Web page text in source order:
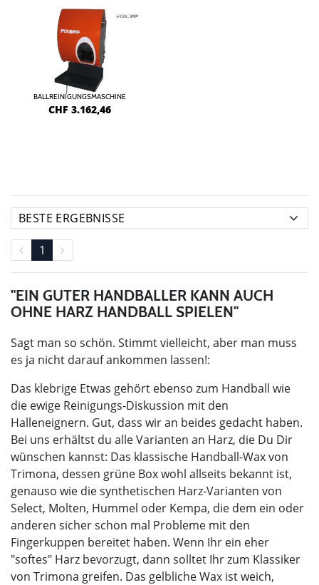
BALLREINIGUNGSMASCHINE
CHF 3.162,46
1
"EIN GUTER HANDBALLER KANN AUCH
OHNE HARZ HANDBALL SPIELEN"
Sagt man so schön. Stimmt vielleicht, aber man muss
es ja nicht darauf ankommen lassen!:
Das klebrige Etwas gehört ebenso zum Handball wie
die ewige Reinigungs-Diskussion mit den
Halleneignern. Gut, dass wir an beides gedacht haben.
Bei uns erhältst du alle Varianten an Harz, die Du Dir
wünschen kannst: Das klassische Handball-Wax von
Trimona, dessen grüne Box wohl allseits bekannt ist,
genauso wie die synthetischen Harz-Varianten von
Select, Molten, Hummel oder Kempa, die dem ein oder
anderen sicher schon mal Probleme mit den
Fingerkuppen bereitet haben. Wenn Ihr ein eher
"softes" Harz bevorzugt, dann solltet Ihr zum Klassiker
von Trimona greifen. Das gelbliche Wax ist weich,